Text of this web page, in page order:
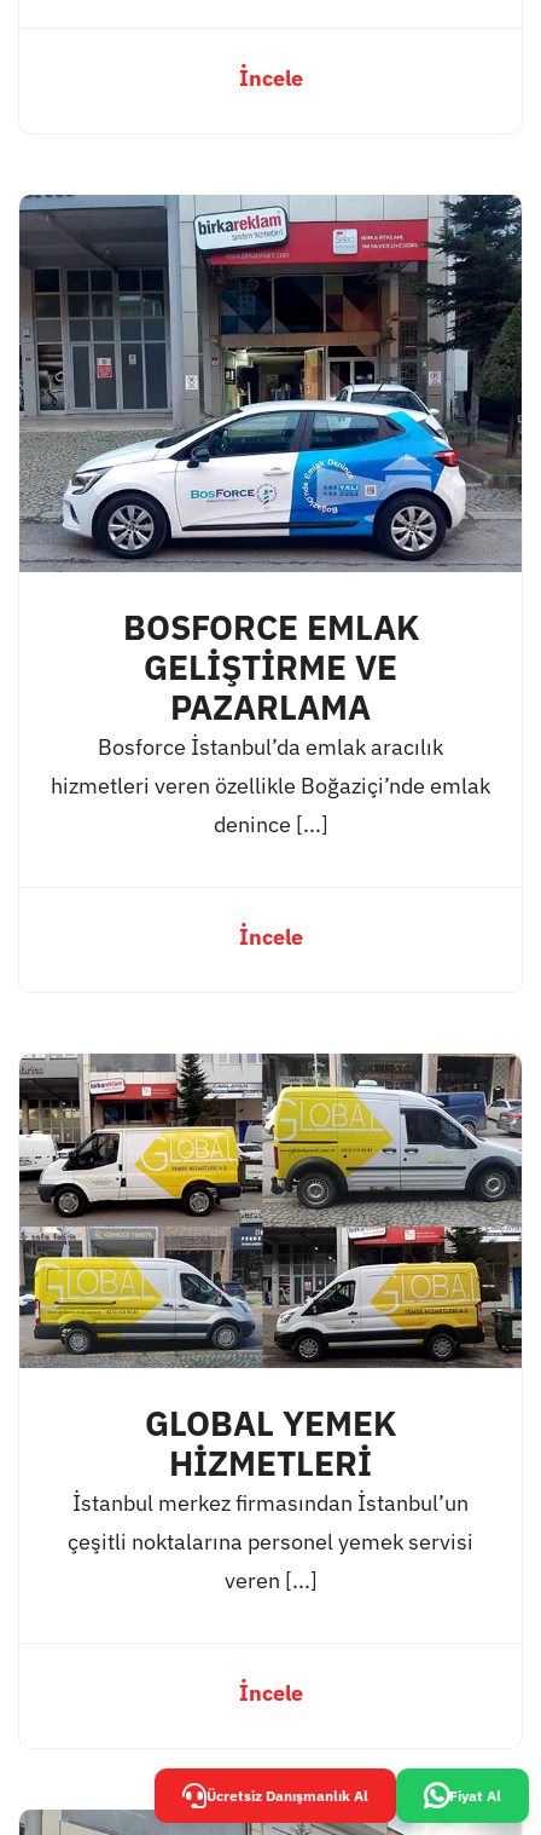
İncele
BOSFORCE EMLAK
GELİŞTİRME VE
PAZARLAMA
Bosforce İstanbul’da emlak aracılık
hizmetleri veren özellikle Boğaziçi’nde emlak
denince [...]
İncele
GLOBAL YEMEK
HİZMETLERİ
İstanbul merkez firmasından İstanbul’un
çeşitli noktalarına personel yemek servisi
veren [...]
İncele
Ücretsiz Danışmanlık Al Fiyat Al